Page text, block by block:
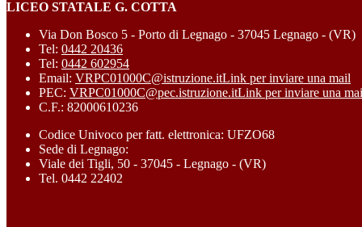
LICEO STATALE G. COTTA
Via Don Bosco 5 - Porto di Legnago - 37045 Legnago - (VR)
Tel: 0442 20436
Tel: 0442 602954
Email: VRPC01000C@istruzione.itLink per inviare una mail
PEC: VRPC01000C@pec.istruzione.itLink per inviare una
C.F.: 82000610236
Codice Univoco per fatt. elettronica: UFZO68
Sede di Legnago:
Viale dei Tigli, 50 - 37045 - Legnago - (VR)
Tel. 0442 22402